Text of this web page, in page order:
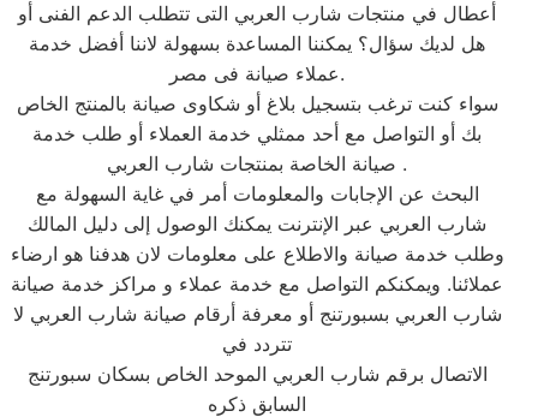
أعطال في منتجات شارب العربي التى تتطلب الدعم الفنى أو
هل لديك سؤال؟ يمكننا المساعدة بسهولة لاننا أفضل خدمة
عملاء صيانة فى مصر.
سواء كنت ترغب بتسجيل بلاغ أو شكاوى صيانة بالمنتج الخاص
بك أو التواصل مع أحد ممثلي خدمة العملاء أو طلب خدمة
صيانة الخاصة بمنتجات شارب العربي .
البحث عن الإجابات والمعلومات أمر في غاية السهولة مع
شارب العربي عبر الإنترنت يمكنك الوصول إلى دليل المالك
وطلب خدمة صيانة والاطلاع على معلومات لان هدفنا هو ارضاء
عملائنا. ويمكنكم التواصل مع خدمة عملاء و مراكز خدمة صيانة
شارب العربي بسبورتنج أو معرفة أرقام صيانة شارب العربي لا
تتردد في
الاتصال برقم شارب العربي الموحد الخاص بسكان سبورتنج
السابق ذكره